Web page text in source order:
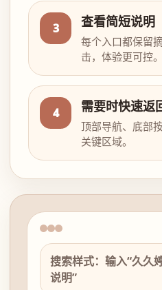
3 查看简短说明
每个入口都保留
击，体验更可控。
4 需要时快速返
顶部导航、底部
关键区域。
搜索样式：输入“久久
说明”